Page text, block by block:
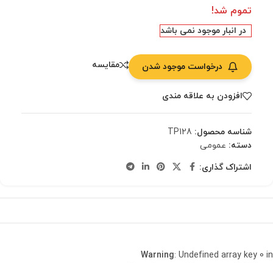
تموم شد!
در انبار موجود نمی باشد
درخواست موجود شدن مقایسه
افزودن به علاقه مندی
شناسه محصول: TP128
دسته: عمومی
اشتراک گذاری:
Warning: Undefined array key 0 in